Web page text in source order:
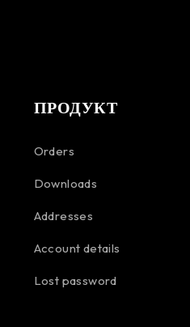
ПРОДУКТ
Orders
Downloads
Addresses
Account details
Lost password